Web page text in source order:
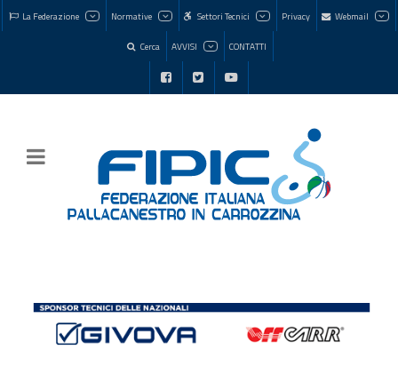
La Federazione Normative Settori Tecnici Privacy Webmail
Cerca AVVISI CONTATTI